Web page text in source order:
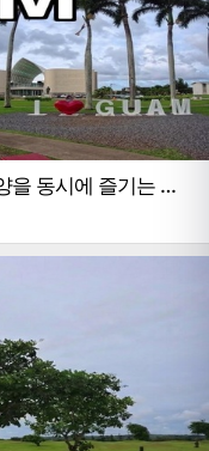
을 동시에 즐기는 완